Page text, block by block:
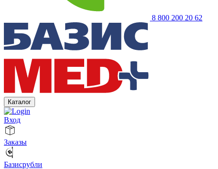
8 800 200 20 62
Каталог
Вход
Заказы
Базисрубли